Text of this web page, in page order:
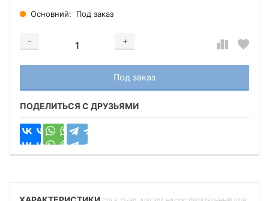
Основний: Под заказ
-
+
Добавляется...
Под заказ
Добавлен
ПОДЕЛИТЬСЯ С ДРУЗЬЯМИ